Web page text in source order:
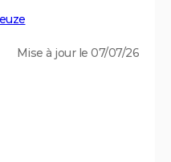
Mise à jour le 07/07/26